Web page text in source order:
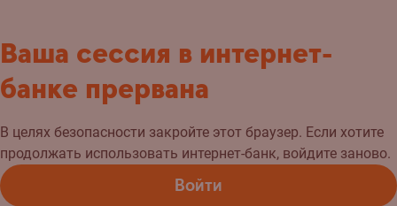
Ваша сессия в интернет-
банке прервана
В целях безопасности закройте этот браузер. Если хотите
продолжать использовать интернет-банк, войдите заново.
Войти